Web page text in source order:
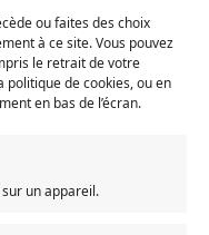
ou faites des choix
à ce site. Vous pouvez
le retrait de votre
politique de cookies, ou en
en bas de l’écran.
un appareil.
catégorie écharpes
est dédiée
pas à côté de
Faites-vous plaisir